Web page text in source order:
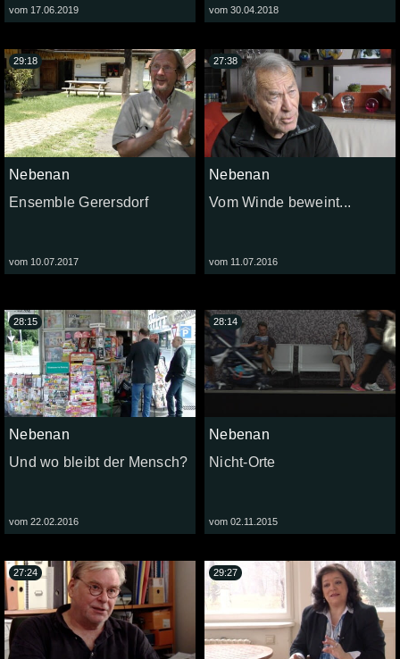
vom 17.06.2019 vom 30.04.2018
Nebenan
Ensemble Gerersdorf
vom 10.07.2017
29:18
Nebenan
Vom Winde beweint...
vom 11.07.2016
27:38
Nebenan
Und wo bleibt der Mensch?
vom 22.02.2016
28:15
Nebenan
Nicht-Orte
vom 02.11.2015
28:14
27:24 29:27